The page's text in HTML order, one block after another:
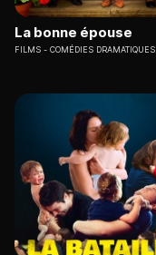
La bonne épouse
FILMS COMÉDIES DRAMATIQUES